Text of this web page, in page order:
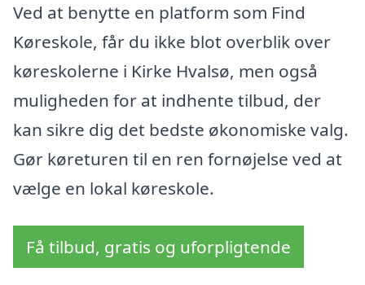
Ved at benytte en platform som Find
Køreskole, får du ikke blot overblik over
køreskolerne i Kirke Hvalsø, men også
muligheden for at indhente tilbud, der
kan sikre dig det bedste økonomiske valg.
Gør køreturen til en ren fornøjelse ved at
vælge en lokal køreskole.
Få tilbud, gratis og uforpligtende